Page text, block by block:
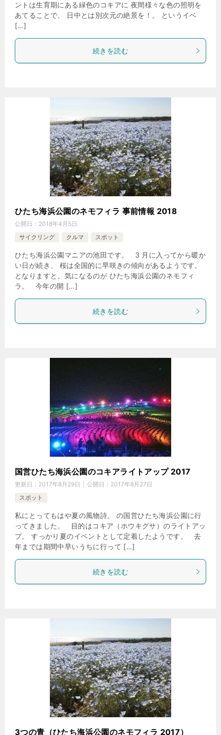
ントは生育期にある緑色のコキアに 夜間様々な色の照明を
あてることで、 日中とは別次元の絶景を！。 というイベ
[…]
続きを読む
ひたち海浜公園のネモフィラ 事前情報 2018
公開日： 2018年4月5日
サイクリング
クルマ スポット
ひたち海浜公園マニアの池田です。 3 月に入ってから暖か
い日が続き、 桜は全国的に早咲きの傾向があるようです。
となりますと、気になるのが ひたち海浜公園のネモフィ
ラ。 今年の開 […]
続きを読む
国営ひたち海浜公園のコキアライトアップ 2017
更新日： 2017年8月29日 公開日： 2017年8月27日
スポット
私にとってもはや夏の風物詩。 の国営ひたち海浜公園に行
ってきました。 目的はコキア（ホウキグサ）のライトアッ
プ。 すっかり夏のイベントとして定着したようです。 去
年までは期間中早いうちに行って […]
続きを読む
3つの青（ひたち海浜公園のネモフィラ 2017）